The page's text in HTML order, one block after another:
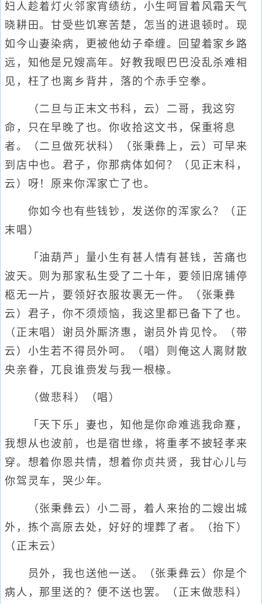
妇人趁着灯火邻家宵绩纺，小生呵冒着风霜天气
晓耕田。甘受些饥寒苦楚，怎当的进退顿时。现
如今山妻染病，更被他幼子牵缠。回望着家乡路
远，知他是兄嫂高年。好教我眼巴巴没乱杀难相
见，枉了也离乡背井，落的个赤手空拳。
（二旦与正末文书科，云）二哥，我这穷
命，只在早晚了也。你收拾这文书，保重将息
者。（二旦做死状科）（张秉彝上，云）可早来
到店中也。君子，你那病体如何？（见正末科，
云）呀！原来你浑家亡了也。
你如今也有些钱钞，发送你的浑家么？（正
末唱）
「油葫芦」量小生有甚人情有甚钱，苦痛也
波天。则为那家私生受了二十年，要领旧席铺停
柩无一片，要领好衣服妆裹无一件。（张秉彝
云）君子，你不须烦恼，我这里都已备下了也。
（正末唱）谢员外厮济惠，谢员外肯见怜。（带
云）小生若不得员外呵。（唱）则俺这人离财散
央亲眷，兀良谁赍发与我一根椽。
（做悲科）（唱）
「天下乐」妻也，知他是你命难逃我命蹇，
我想从也波前，也是宿世缘，将重孝不披轻孝来
穿。想着你恩共情，想着你贞共贤，我甘心儿与
你驾灵车，哭少年。
（张秉彝云）小二哥，着人来抬的二嫂出城
外，拣个高原去处，好好的埋葬了者。（抬下）
（正末云）
员外，我也送他一送。（张秉彝云）你是个
病人，那里送的？便不送也罢。（正末做悲科）